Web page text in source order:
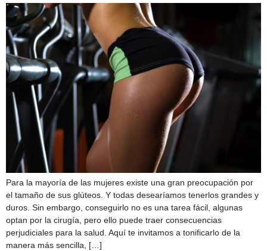
Para la mayoría de las mujeres existe una gran preocupación por
el tamaño de sus glúteos. Y todas desearíamos tenerlos grandes y
duros. Sin embargo, conseguirlo no es una tarea fácil, algunas
optan por la cirugía, pero ello puede traer consecuencias
perjudiciales para la salud. Aquí te invitamos a tonificarlo de la
manera más sencilla, […]